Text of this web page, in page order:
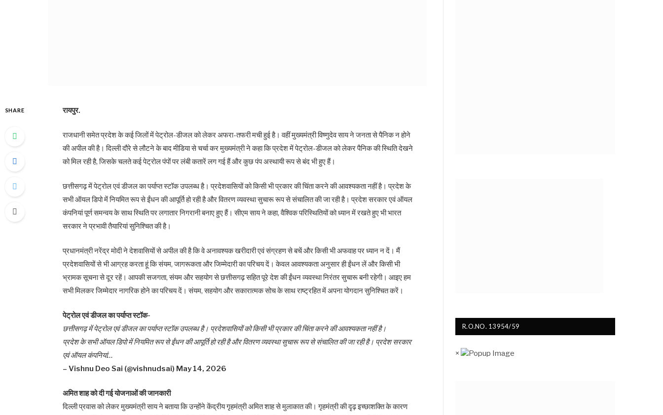
SHARE रायपुर.
राजधानी समेत प्रदेश के कई जिलों में पेट्रोल-डीजल को लेकर अफरा-तफरी मची हुई है। वहीं मुख्यमंत्री विष्णुदेव साय ने जनता से पैनिक न होने
की अपील की है। दिल्ली दौरे से लौटने के बाद मीडिया से चर्चा कर मुख्यमंत्री ने कहा कि प्रदेश में पेट्रोल-डीजल को लेकर पैनिक की स्थिति देखने
को मिल रही है, जिसके चलते कई पेट्रोल पंपों पर लंबी कतारें लग गई हैं और कुछ पंप अस्थायी रूप से बंद भी हुए हैं।
छत्तीसगढ़ में पेट्रोल एवं डीजल का पर्याप्त स्टॉक उपलब्ध है। प्रदेशवासियों को किसी भी प्रकार की चिंता करने की आवश्यकता नहीं है। प्रदेश के
सभी ऑयल डिपो में नियमित रूप से ईंधन की आपूर्ति हो रही है और वितरण व्यवस्था सुचारू रूप से संचालित की जा रही है। प्रदेश सरकार एवं ऑयल
कंपनियां पूर्ण समन्वय के साथ स्थिति पर लगातार निगरानी बनाए हुए हैं। सीएम साय ने कहा, वैश्विक परिस्थितियों को ध्यान में रखते हुए भी भारत
सरकार ने प्रभावी तैयारियां सुनिश्चित की है।
प्रधानमंत्री नरेंद्र मोदी ने देशवासियों से अपील की है कि वे अनावश्यक खरीदारी एवं संग्रहण से बचें और किसी भी अफवाह पर ध्यान न दें। मैं
प्रदेशवासियों से भी आग्रह करता हूं कि संयम, जागरूकता और जिम्मेदारी का परिचय दें। केवल आवश्यकता अनुसार ही ईंधन लें और किसी भी
भ्रामक सूचना से दूर रहें। आपकी सजगता, संयम और सहयोग से छत्तीसगढ़ सहित पूरे देश की ईंधन व्यवस्था निरंतर सुचारू बनी रहेगी। आइए हम
सभी मिलकर जिम्मेदार नागरिक होने का परिचय दें। संयम, सहयोग और सकारात्मक सोच के साथ राष्ट्रहित में अपना योगदान सुनिश्चित करें।
पेट्रोल एवं डीजल का पर्याप्त स्टॉक-
छत्तीसगढ़ में पेट्रोल एवं डीजल का पर्याप्त स्टॉक उपलब्ध है। प्रदेशवासियों को किसी भी प्रकार की चिंता करने की आवश्यकता नहीं है।
प्रदेश के सभी ऑयल डिपो में नियमित रूप से ईंधन की आपूर्ति हो रही है और वितरण व्यवस्था सुचारू रूप से संचालित की जा रही है। प्रदेश सरकार
एवं ऑयल कंपनियां…
– Vishnu Deo Sai (@vishnudsai) May 14, 2026
अमित शाह को दी गई योजनाओं की जानकारी
दिल्ली प्रवास को लेकर मुख्यमंत्री साय ने बताया कि उन्होंने केंद्रीय गृहमंत्री अमित शाह से मुलाकात की। गृहमंत्री की दृढ़ इच्छाशक्ति के कारण
R.O.NO. 13954/59
×